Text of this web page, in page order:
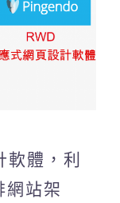
體，利
網站架